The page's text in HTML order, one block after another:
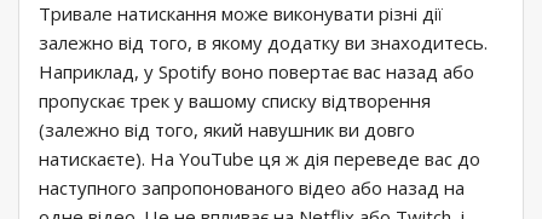
Тривале натискання може виконувати різні дії
залежно від того, в якому додатку ви знаходитесь.
Наприклад, у Spotify воно повертає вас назад або
пропускає трек у вашому списку відтворення
(залежно від того, який навушник ви довго
натискаєте). На YouTube ця ж дія переведе вас до
наступного запропонованого відео або назад на